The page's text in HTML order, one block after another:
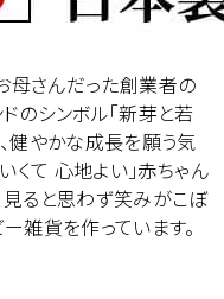
お母さんだった創業者の
のシンボル「新芽と若
健やかな成長を願う気
くて 心地よい」赤ちゃん
見ると思わず笑みがこぼ
雑貨を作っています。